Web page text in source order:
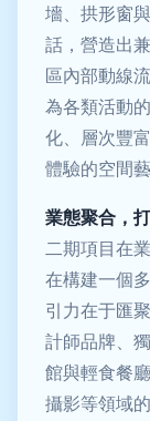
墻、拱形窗
話，營造出
區內部動線
為各類活動
化、層次豐
體驗的空間藝
業態聚合，
二期項目在
在構建一個
引力在于匯
計師品牌、
館與輕食餐
攝影等領域